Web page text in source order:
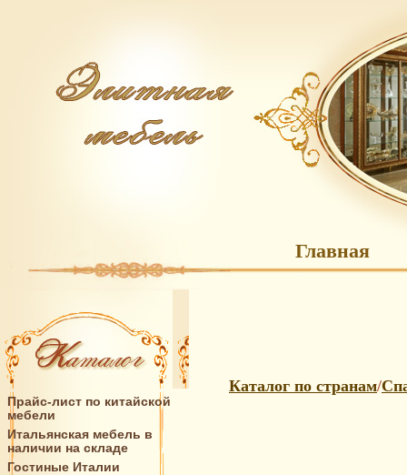
Главная
Прайс-лист по китайской
мебели
Итальянская мебель в
наличии на складе
Гостиные Италии
Каталог по странам/